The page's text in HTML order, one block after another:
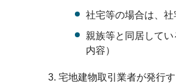
社宅等の場合は、
親族等と同居して
内容）
宅地建物取引業者が発行